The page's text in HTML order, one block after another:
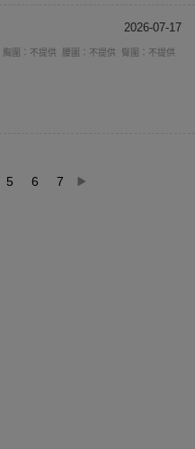
2026-07-17
胸圍：不提供 腰圍：不提供
臀圍：不提供
5 6 7